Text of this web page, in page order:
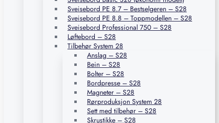
Sveisebord PE 8.7 – Bestselgeren – S28
Sveisebord PE 8.8 – Toppmodellen – S28
Sveisebord Professional 750 – S28
Løftebord – S28
Tilbehør System 28
Anslag – S28
Bein – S28
Bolter – S28
Bordpresse – S28
Magneter – S28
Rørproduksjon System 28
Sett med tilbehør – S28
Skrustikke – S28